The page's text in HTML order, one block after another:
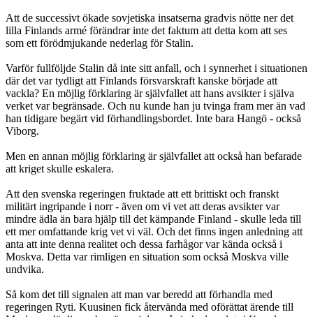
Att de successivt ökade sovjetiska insatserna gradvis nötte ner det
lilla Finlands armé förändrar inte det faktum att detta kom att ses
som ett förödmjukande nederlag för Stalin.
Varför fullföljde Stalin då inte sitt anfall, och i synnerhet i situationen
där det var tydligt att Finlands försvarskraft kanske började att
vackla? En möjlig förklaring är självfallet att hans avsikter i själva
verket var begränsade. Och nu kunde han ju tvinga fram mer än vad
han tidigare begärt vid förhandlingsbordet. Inte bara Hangö - också
Viborg.
Men en annan möjlig förklaring är självfallet att också han befarade
att kriget skulle eskalera.
Att den svenska regeringen fruktade att ett brittiskt och franskt
militärt ingripande i norr - även om vi vet att deras avsikter var
mindre ädla än bara hjälp till det kämpande Finland - skulle leda till
ett mer omfattande krig vet vi väl. Och det finns ingen anledning att
anta att inte denna realitet och dessa farhågor var kända också i
Moskva. Detta var rimligen en situation som också Moskva ville
undvika.
Så kom det till signalen att man var beredd att förhandla med
regeringen Ryti. Kuusinen fick återvända med oförättat ärende till